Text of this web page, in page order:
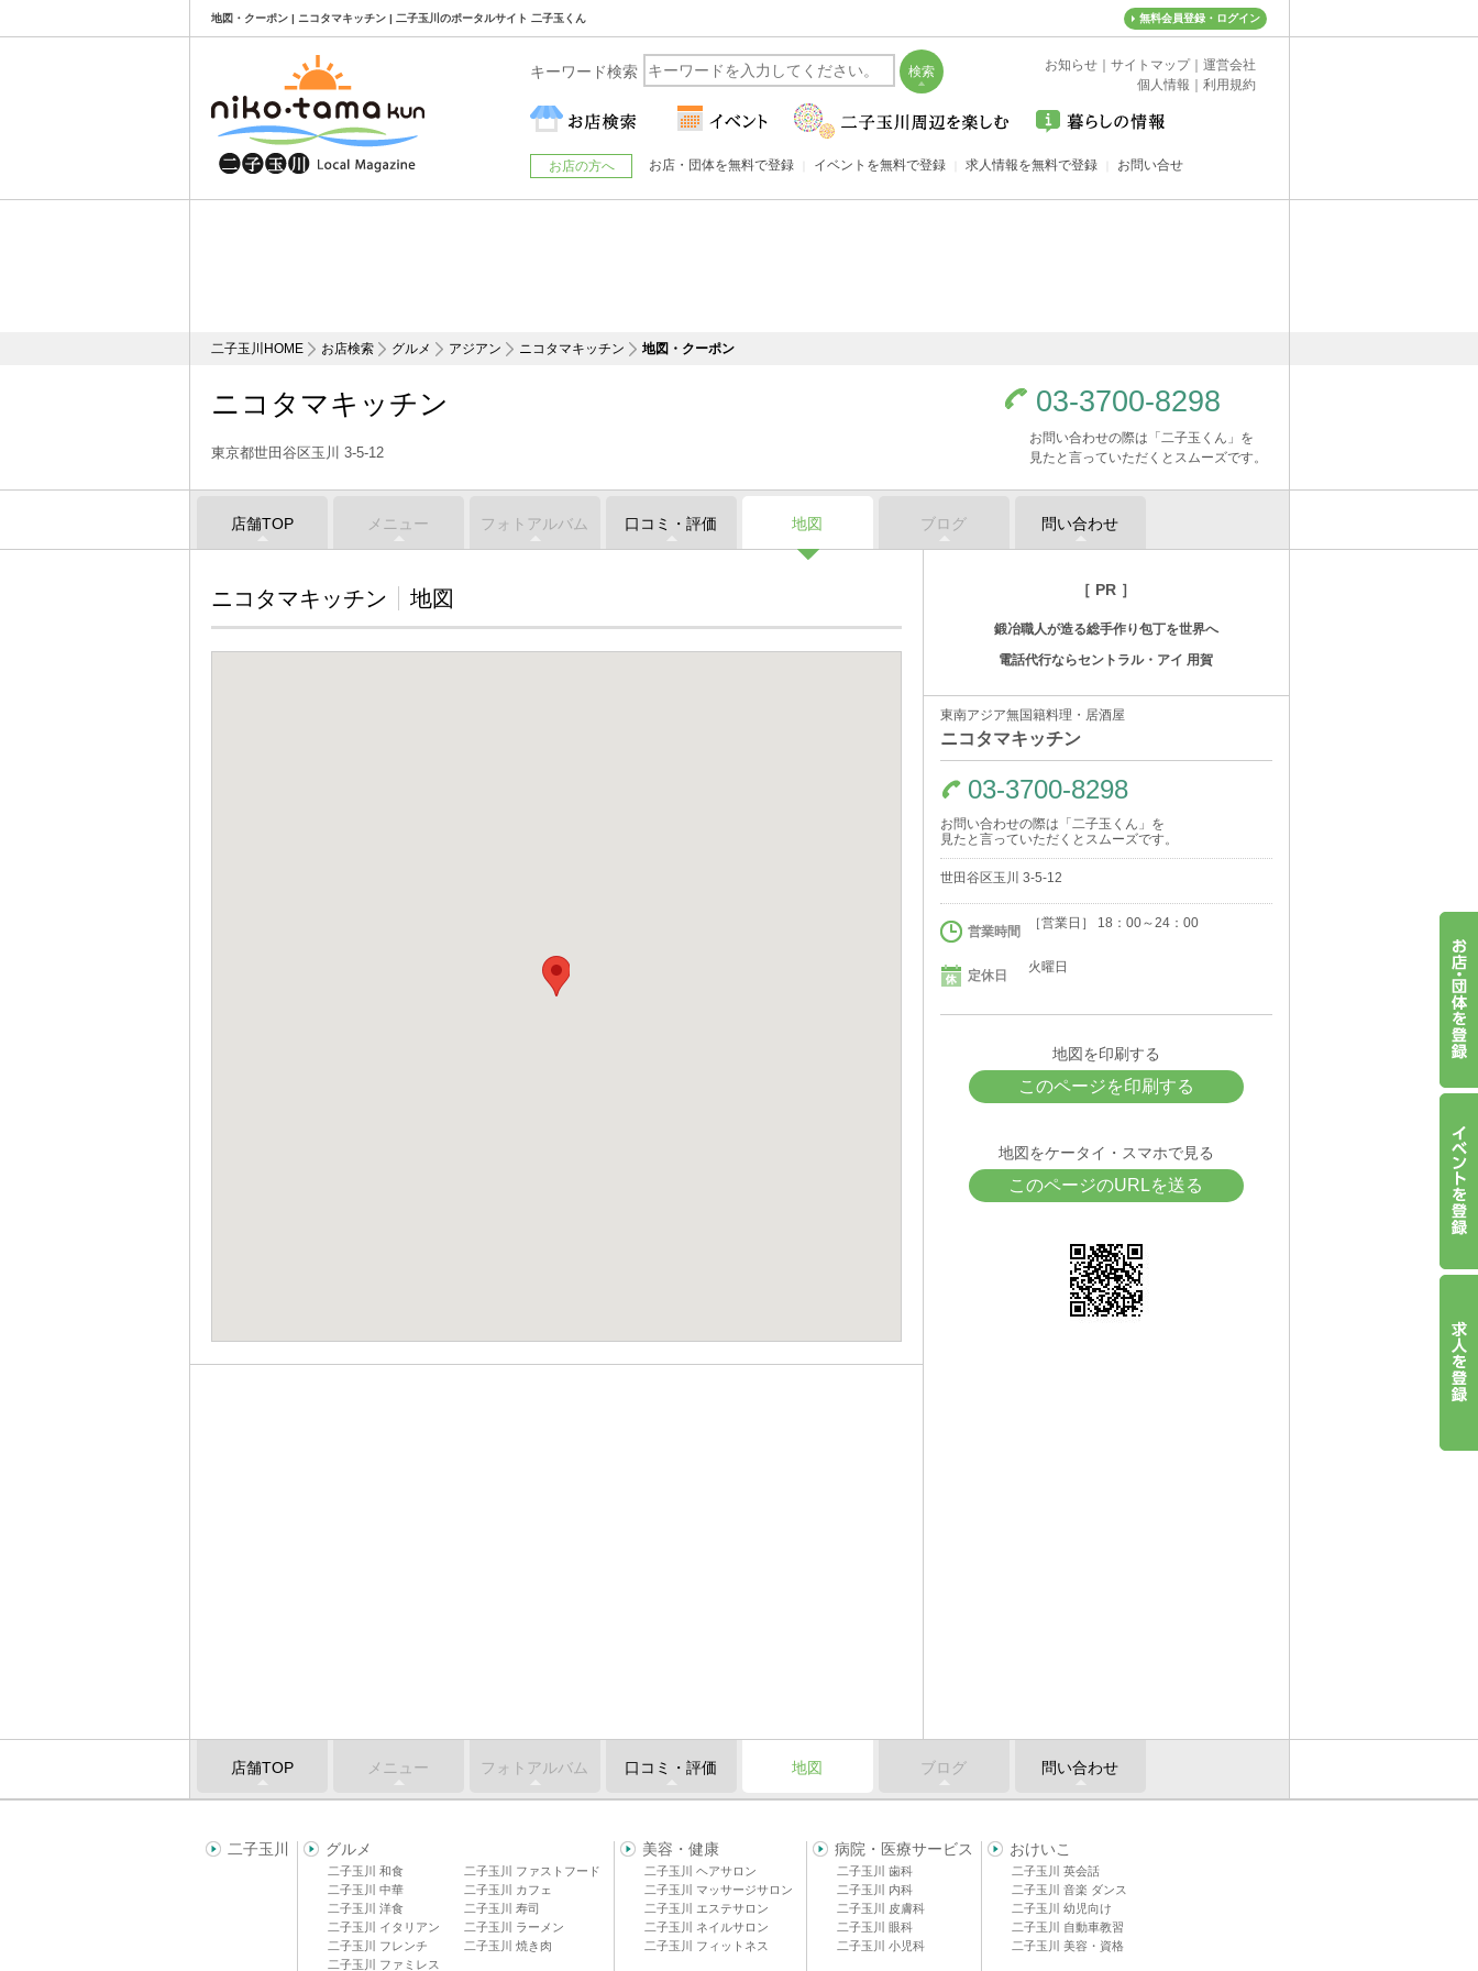
地図・クーポン | ニコタマキッチン | 二子玉川のポータルサイト 二子玉くん 無料会員登録・ログイン
二子玉川HOME お店検索 グルメ アジアン ニコタマキッチン 地図・クーポン
ニコタマキッチン
東京都世田谷区玉川 3-5-12
03-3700-8298
お問い合わせの際は「二子玉くん」を
見たと言っていただくとスムーズです。
店舗TOP メニュー フォトアルバム 口コミ・評価 地図 ブログ 問い合わせ
ニコタマキッチン 地図 ［ PR ］
鍛冶職人が造る総手作り包丁を世界へ
電話代行ならセントラル・アイ 用賀
東南アジア無国籍料理・居酒屋
ニコタマキッチン
03-3700-8298
お問い合わせの際は「二子玉くん」を
見たと言っていただくとスムーズです。
世田谷区玉川 3-5-12
営業時間
［営業日］ 18：00～24：00
定休日
火曜日
地図を印刷する
このページを印刷する
地図をケータイ・スマホで見る
このページのURLを送る
店舗TOP メニュー フォトアルバム 口コミ・評価 地図 ブログ 問い合わせ
二子玉川 グルメ
二子玉川 和食
二子玉川 中華
二子玉川 洋食
二子玉川 イタリアン
二子玉川 フレンチ
二子玉川 ファミレス
二子玉川 ファストフード
二子玉川 カフェ
二子玉川 寿司
二子玉川 ラーメン
二子玉川 焼き肉
美容・健康
二子玉川 ヘアサロン
二子玉川 マッサージサロン
二子玉川 エステサロン
二子玉川 ネイルサロン
二子玉川 フィットネス
病院・医療サービス
二子玉川 歯科
二子玉川 内科
二子玉川 皮膚科
二子玉川 眼科
二子玉川 小児科
おけいこ
二子玉川 英会話
二子玉川 音楽 ダンス
二子玉川 幼児向け
二子玉川 自動車教習
二子玉川 美容・資格
キーワード検索 お知らせ サイトマップ｜ 運営会社
個人情報
利用規約
お店の方へ お店・団体を無料で登録 イベントを無料で登録 求人情報を無料で登録 お問い合せ